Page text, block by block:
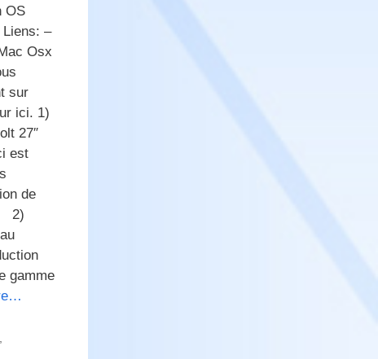
OS
Liens: –
Osx
sur
ici. 1)
27″
est
de
2)
gamme
,